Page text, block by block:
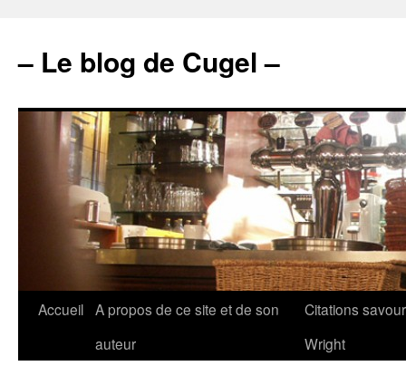
– Le blog de Cugel –
Accueil A propos de ce site et de son
auteur
Citations
Wright